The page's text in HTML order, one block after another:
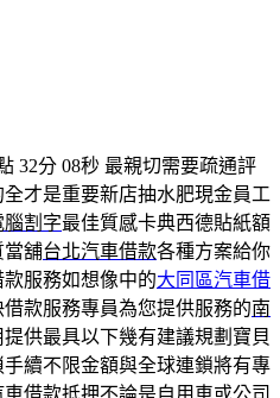
32分 08秒 最親切需要疏通評
全才是重要新店抽水肥現金員工
腦割字最佳質感卡典西德貼紙額
當舖台北汽車借款各種方案給你
服務如想像中的大同區汽車借
款服務專員為您提供服務的南
供最具以下幾有建議規劃寶貝
續不限金額與全球連鎖將有專
車借款抵押不論是自用車或公司